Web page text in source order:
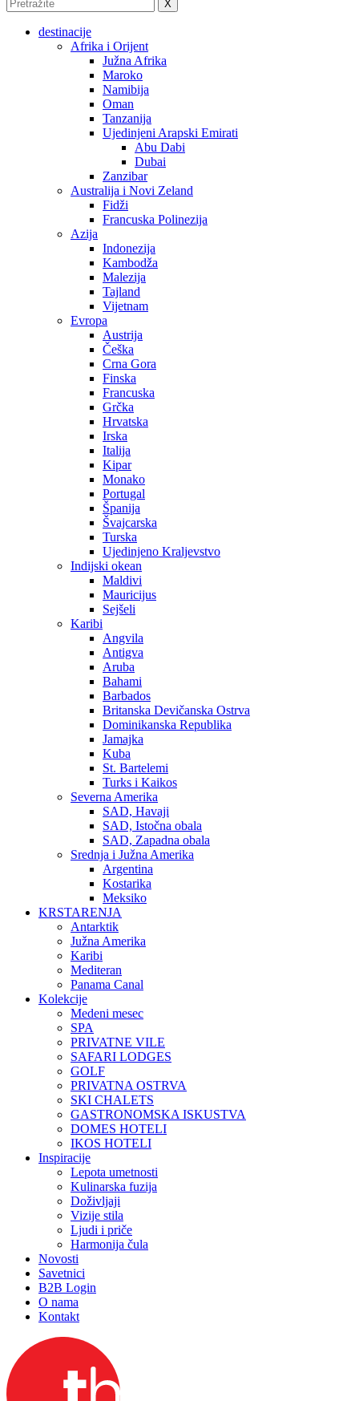
X
destinacije
Afrika i Orijent
Južna Afrika
Maroko
Namibija
Oman
Tanzanija
Ujedinjeni Arapski Emirati
Abu Dabi
Dubai
Zanzibar
Australija i Novi Zeland
Fidži
Francuska Polinezija
Azija
Indonezija
Kambodža
Malezija
Tajland
Vijetnam
Evropa
Austrija
Češka
Crna Gora
Finska
Francuska
Grčka
Hrvatska
Irska
Italija
Kipar
Monako
Portugal
Španija
Švajcarska
Turska
Ujedinjeno Kraljevstvo
Indijski okean
Maldivi
Mauricijus
Sejšeli
Karibi
Angvila
Antigva
Aruba
Bahami
Barbados
Britanska Devičanska Ostrva
Dominikanska Republika
Jamajka
Kuba
St. Bartelemi
Turks i Kaikos
Severna Amerika
SAD, Havaji
SAD, Istočna obala
SAD, Zapadna obala
Srednja i Južna Amerika
Argentina
Kostarika
Meksiko
KRSTARENJA
Antarktik
Južna Amerika
Karibi
Mediteran
Panama Canal
Kolekcije
Medeni mesec
SPA
PRIVATNE VILE
SAFARI LODGES
GOLF
PRIVATNA OSTRVA
SKI CHALETS
GASTRONOMSKA ISKUSTVA
DOMES HOTELI
IKOS HOTELI
Inspiracije
Lepota umetnosti
Kulinarska fuzija
Doživljaji
Vizije stila
Ljudi i priče
Harmonija čula
Novosti
Savetnici
B2B Login
O nama
Kontakt